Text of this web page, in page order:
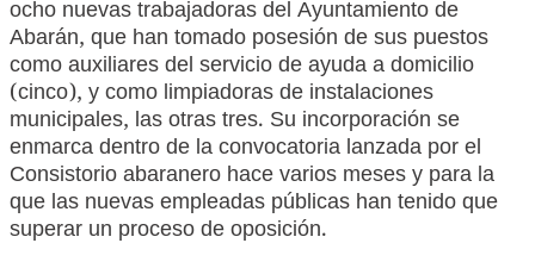
ocho nuevas trabajadoras del Ayuntamiento de
Abarán, que han tomado posesión de sus puestos
como auxiliares del servicio de ayuda a domicilio
(cinco), y como limpiadoras de instalaciones
municipales, las otras tres. Su incorporación se
enmarca dentro de la convocatoria lanzada por el
Consistorio abaranero hace varios meses y para la
que las nuevas empleadas públicas han tenido que
superar un proceso de oposición.